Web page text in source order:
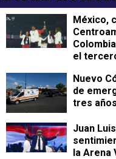
México,
el
Nuevo
de
tres
Juan
la Arena